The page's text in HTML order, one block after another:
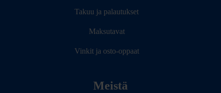
Takuu ja palautukset
Maksutavat
Vinkit ja osto-oppaat
Meistä